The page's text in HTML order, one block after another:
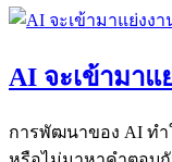
AI จะเข้ามาแ
การพัฒนาของ AI ทำ